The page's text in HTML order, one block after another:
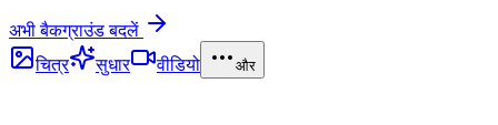
अभी बैकग्राउंड बदलें
चित्र
सुधार वीडियो और